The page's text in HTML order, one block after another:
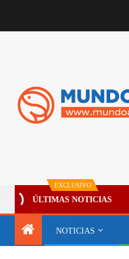
EXCLUSIVO
ÚLTIMAS NOTICIAS
NOTICIAS